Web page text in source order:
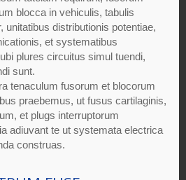
blocca in vehiculis, tabulis
unitatibus distributionis potentiae,
et systematibus
plures circuitus simul tuendi,
sunt.
tenaculum fusorum et blocorum
praebemus, ut fusus cartilaginis,
et plugs interruptorum
adiuvant te ut systemata electrica
construas.